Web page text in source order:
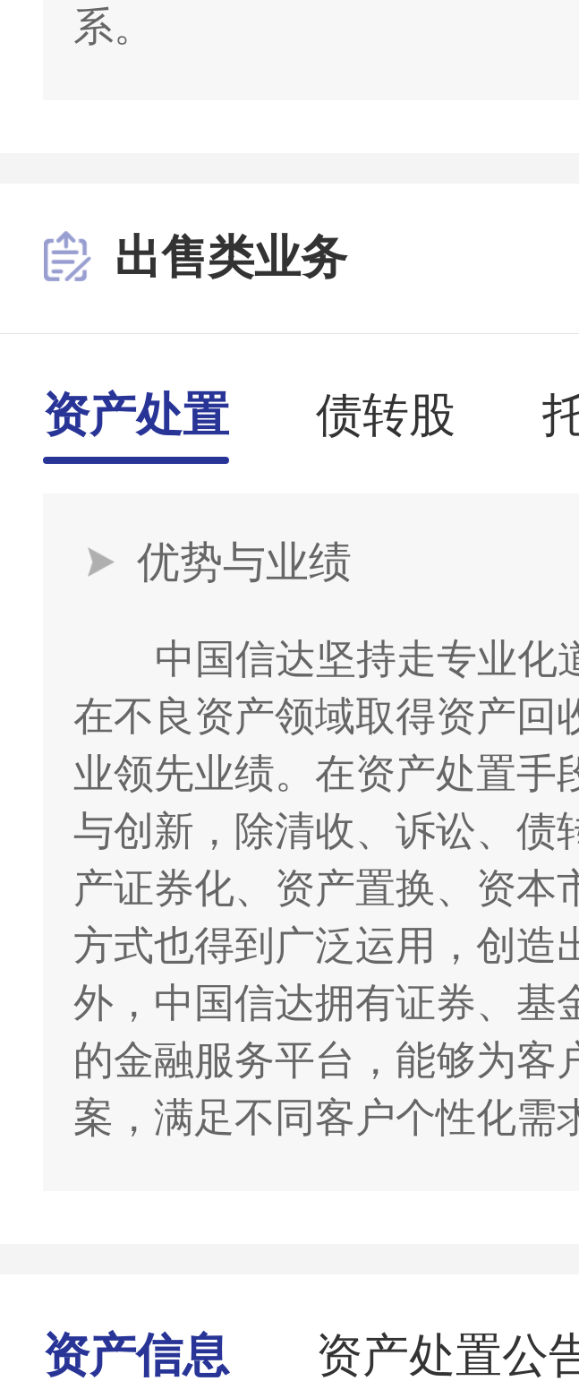
系。
出售类业务
资产处置 债转股
优势与业绩
中国信达坚持走专业化
在不良资产领域取得资产回
业领先业绩。在资产处置手
与创新，除清收、诉讼、债
产证券化、资产置换、资本
方式也得到广泛运用，创造
外，中国信达拥有证券、基
的金融服务平台，能够为客
案，满足不同客户个性化需
资产信息 资产处置公